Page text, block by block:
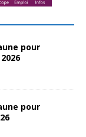
pour
pour